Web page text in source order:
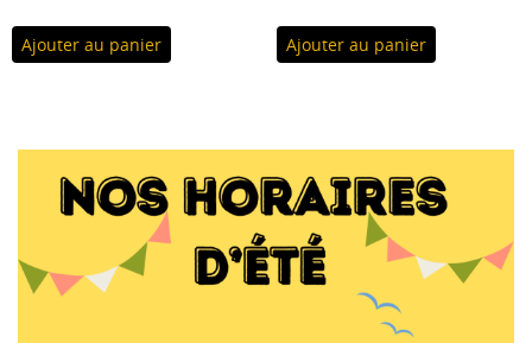
Ajouter au panier Ajouter au panier